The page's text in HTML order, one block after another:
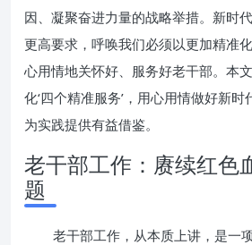
因、凝聚奋进力量的战略举措。新时
更高要求，呼唤我们必须以更加精准
心用情地关怀好、服务好老干部。本
化‘四个精准服务’，用心用情做好新时
为实践提供有益借鉴。
老干部工作：赓续红色
题
老干部工作，从本质上讲，是一